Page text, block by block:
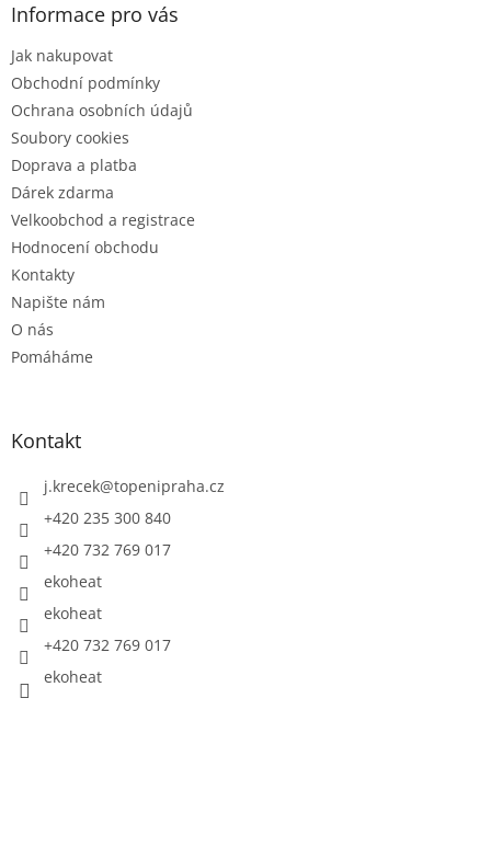
Informace pro vás
Jak nakupovat
Obchodní podmínky
Ochrana osobních údajů
Soubory cookies
Doprava a platba
Dárek zdarma
Velkoobchod a registrace
Hodnocení obchodu
Kontakty
Napište nám
O nás
Pomáháme
Kontakt
j.krecek@topenipraha.cz
+420 235 300 840
+420 732 769 017
ekoheat
ekoheat
+420 732 769 017
ekoheat